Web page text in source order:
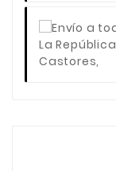
La República
Castores,